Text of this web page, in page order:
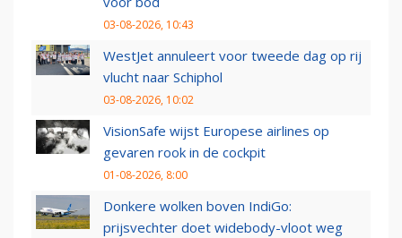
03-08-2026, 10:43
WestJet annuleert voor tweede dag op rij
vlucht naar Schiphol
03-08-2026, 10:02
VisionSafe wijst Europese airlines op
gevaren rook in de cockpit
01-08-2026, 8:00
Donkere wolken boven IndiGo:
prijsvechter doet widebody-vloot weg